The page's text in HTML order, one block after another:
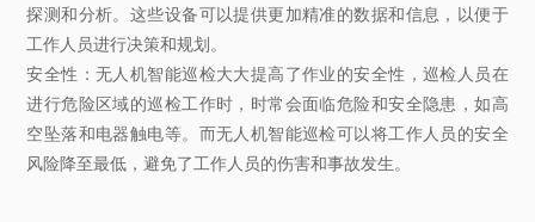
探测和分析。这些设备可以提供更加精准的数据和信息，以便于
工作人员进行决策和规划。
安全性：无人机智能巡检大大提高了作业的安全性，巡检人员在
进行危险区域的巡检工作时，时常会面临危险和安全隐患，如高
空坠落和电器触电等。而无人机智能巡检可以将工作人员的安全
风险降至最低，避免了工作人员的伤害和事故发生。